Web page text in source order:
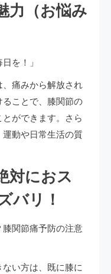
力（お悩み
を！」
痛みから解放され
ことで、膝関節の
ができます。さら
動や日常生活の質
対におス
バリ！
膝関節痛予防の注意
い方は、既に膝に